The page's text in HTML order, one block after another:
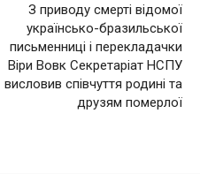
З приводу смерті відомої
українсько-бразильської
письменниці і перекладачки
Віри Вовк Секретаріат НСПУ
висловив співчуття родині та
друзям померлої